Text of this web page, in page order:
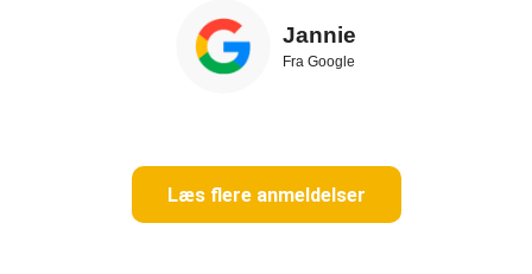
Jannie
Fra Google
Læs flere anmeldelser